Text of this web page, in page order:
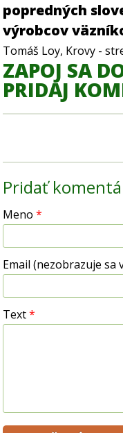
popredných
výrobcov
Tomáš Loy, Krovy -
ZAPOJ SA
PRIDAJ
Pridať
Meno*
Email (nezobrazuje sa
Text*